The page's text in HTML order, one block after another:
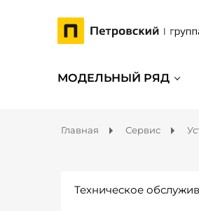
МОДЕЛЬНЫЙ РЯД
Главная Сервис
Техническое